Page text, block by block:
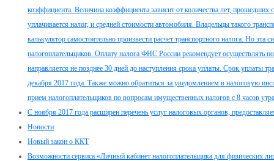
коэффициента. Величина коэффициента зависит от количества лет, прошедших
уплачивается налог, и средней стоимости автомобиля. Владельцы такого
калькулятор самостоятельно произвести расчет транспортного налога. Но эта
налогоплательщиков. Оплату налога ФНС России рекомендует осуществлять
направляется не позднее 30 дней до наступления срока уплаты. Срок уплаты
декабря 2017 года. Также можно обратиться за уведомлением в налоговую
прием налогоплательщиков по вопросам имущественных налогов с 8 часов
С ноября 2017 года расширен перечень услуг налоговых органов,
Новости
Новый закон о ККТ
Возможности сервиса «Личный кабинет налогоплательщика для физических